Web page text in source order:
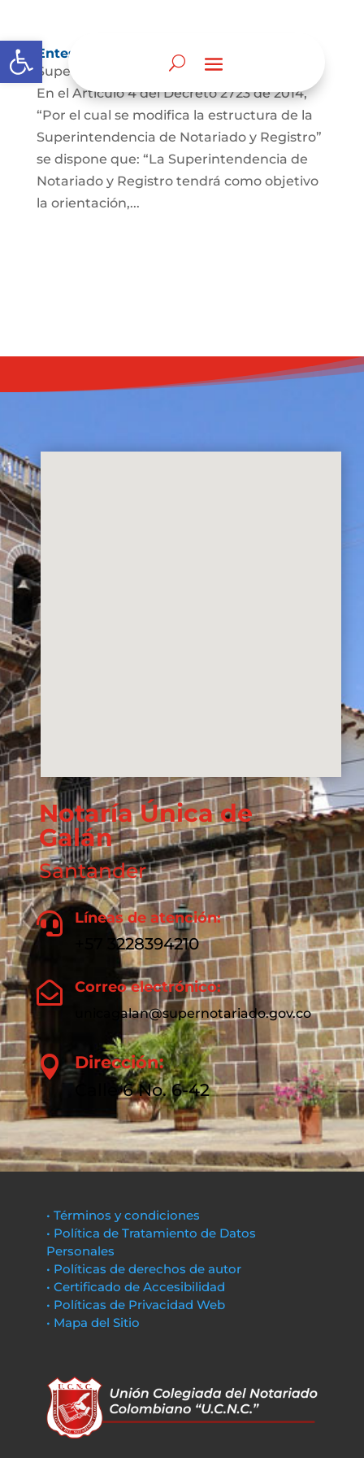
Abrir barra de herramientas
Entes y autoridades que lo vigilan
Superintendencia de Notariado y Registro
En el Artículo 4 del Decreto 2723 de 2014,
“Por el cual se modifica la estructura de la
Superintendencia de Notariado y Registro”
se dispone que: “La Superintendencia de
Notariado y Registro tendrá como objetivo
la orientación,...
Notaría Única de
Galán
Santander
 Líneas de atención:
+57 3228394210
 Correo electrónico:
unicagalan@supernotariado.gov.co
 Dirección:
Calle 6 No. 6-42
• Términos y condiciones
• Política de Tratamiento de Datos
Personales
• Políticas de derechos de autor
• Certificado de Accesibilidad
• Políticas de Privacidad Web
• Mapa del Sitio